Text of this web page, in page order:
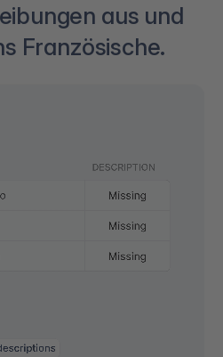
aus und
Französische.